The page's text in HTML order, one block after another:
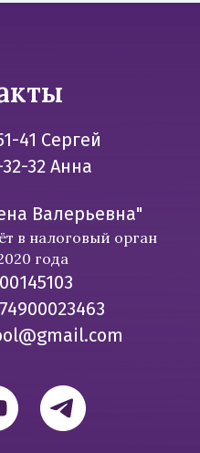
41 Сергей
32 Анна
Валерьевна"
в налоговый орган
года